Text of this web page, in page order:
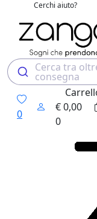
Cerchi aiuto?
Cerca tra
consegna
0
€0,00
0